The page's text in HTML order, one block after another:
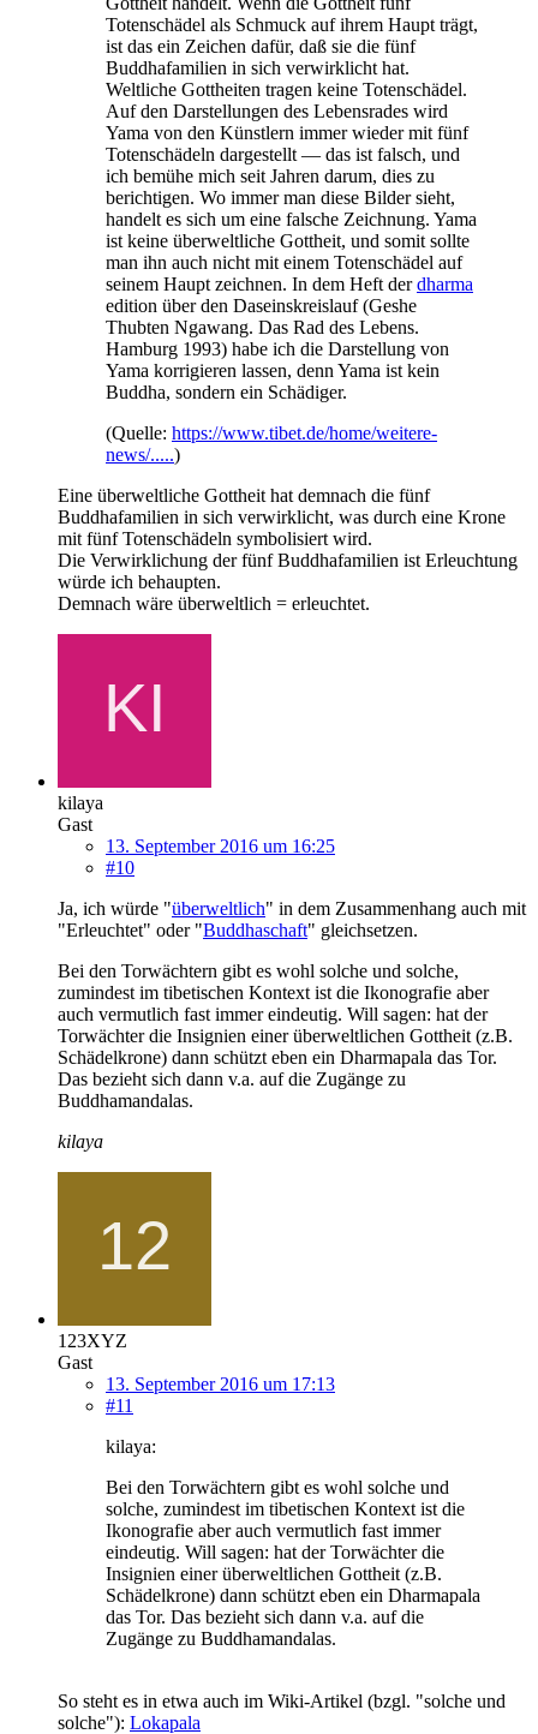
Totenschädel als Schmuck auf ihrem Haupt trägt,
ist das ein Zeichen dafür, daß sie die fünf
Buddhafamilien in sich verwirklicht hat.
Weltliche Gottheiten tragen keine Totenschädel.
Auf den Darstellungen des Lebensrades wird
Yama von den Künstlern immer wieder mit fünf
Totenschädeln dargestellt — das ist falsch, und
ich bemühe mich seit Jahren darum, dies zu
berichtigen. Wo immer man diese Bilder sieht,
handelt es sich um eine falsche Zeichnung. Yama
ist keine überweltliche Gottheit, und somit sollte
man ihn auch nicht mit einem Totenschädel auf
seinem Haupt zeichnen. In dem Heft derdharma
edition über den Daseinskreislauf (Geshe
Thubten Ngawang. Das Rad des Lebens.
Hamburg 1993) habe ich die Darstellung von
Yama korrigieren lassen, denn Yama ist kein
Buddha, sondern ein Schädiger.
(Quelle: https://www.tibet.de/home/weitere-
news/.....)
Eine überweltliche Gottheit hat demnach die fünf
Buddhafamilien in sich verwirklicht, was durch eine Krone
mit fünf Totenschädeln symbolisiert wird.
Die Verwirklichung der fünf Buddhafamilien ist Erleuchtung
würde ich behaupten.
Demnach wäre überweltlich = erleuchtet.
kilaya
Gast
13. September 2016 um 16:25
#10
Ja, ich würde "überweltlich" in dem Zusammenhang auch mit
"Erleuchtet" oder "Buddhaschaft" gleichsetzen.
Bei den Torwächtern gibt es wohl solche und solche,
zumindest im tibetischen Kontext ist die Ikonografie aber
auch vermutlich fast immer eindeutig. Will sagen: hat der
Torwächter die Insignien einer überweltlichen Gottheit (z.B.
Schädelkrone) dann schützt eben ein Dharmapala das Tor.
Das bezieht sich dann v.a. auf die Zugänge zu
Buddhamandalas.
kilaya
123XYZ
Gast
13. September 2016 um 17:13
#11
kilaya:
Bei den Torwächtern gibt es wohl solche und
solche, zumindest im tibetischen Kontext ist die
Ikonografie aber auch vermutlich fast immer
eindeutig. Will sagen: hat der Torwächter die
Insignien einer überweltlichen Gottheit (z.B.
Schädelkrone) dann schützt eben ein Dharmapala
das Tor. Das bezieht sich dann v.a. auf die
Zugänge zu Buddhamandalas.
So steht es in etwa auch im Wiki-Artikel (bzgl. "solche und
solche"): Lokapala